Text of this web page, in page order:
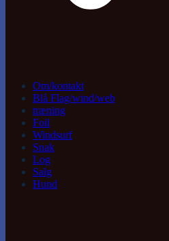
Om/kontakt
Blå Flag/wind/web
træning
Foil
Windsurf
Snak
Log
Salg
Hund